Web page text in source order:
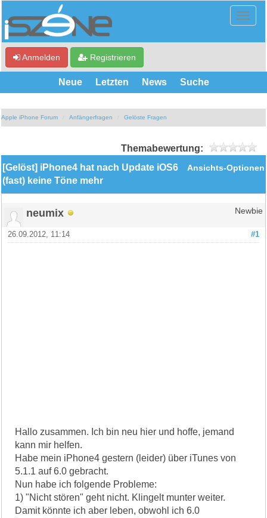
Anmelden Registrieren
Neue Letzten News Suche
Apple iPhone Forum Anfängerfragen Gelöste Fragen
Themabewertung:
Ansichts-Optionen
[Gelöst] iPhone4 hat nach Update iOS6
(fast) keine Töne mehr
neumix Newbie
#1
26.09.2012, 11:14
Hallo zusammen. Ich bin neu hier und hoffe, jemand
kann mir helfen.
Habe mein iPhone4 gestern (leider) über iTunes von
5.1.1 auf 6.0 gebracht.
Nun habe ich folgende Probleme:
1) "Nicht stören" geht nicht. Klingelt munter weiter.
Damit könnte ich aber leben, obwohl ich 6.0